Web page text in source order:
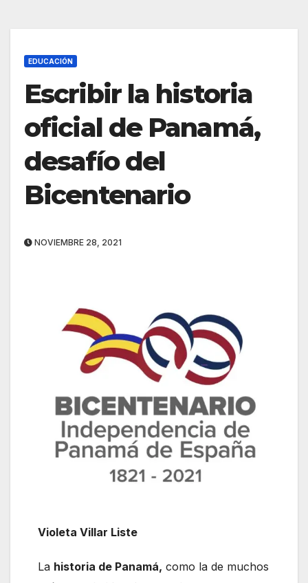
EDUCACIÓN
Escribir la historia
oficial de Panamá,
desafío del
Bicentenario
NOVIEMBRE 28, 2021
Violeta Villar Liste
La historia de Panamá, como la de muchos